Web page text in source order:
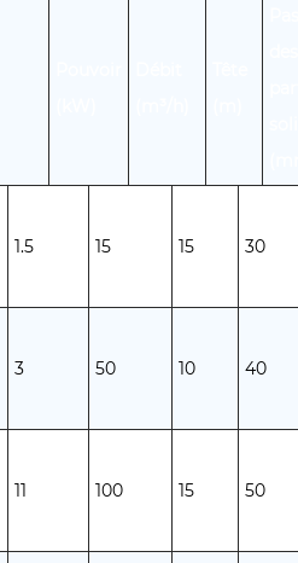
1.5 15 15 30
3 50 10 40
11 100 15 50